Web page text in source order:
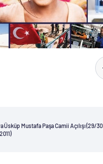
Üsküp Mustafa Paşa Camii Açılışı (29/30